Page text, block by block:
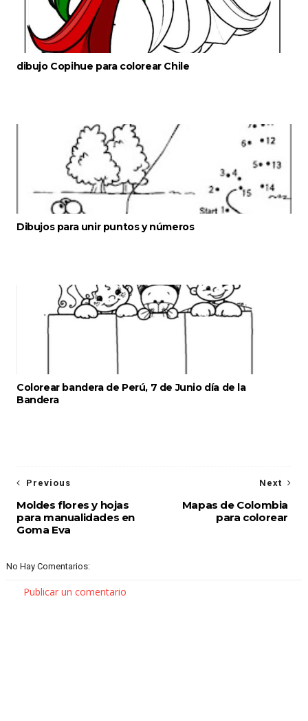
dibujo Copihue para colorear Chile
Dibujos para unir puntos y números
Colorear bandera de Perú, 7 de Junio día de la
Bandera
Next
Mapas de Colombia
para colorear
Previous
Moldes flores y hojas
para manualidades en
Goma Eva
No Hay Comentarios:
Publicar un comentario